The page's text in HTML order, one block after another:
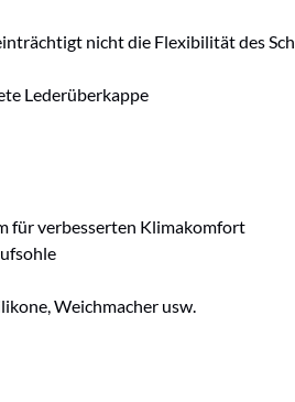
nicht die Flexibilität des
Lederüberkappe
für verbesserten Klimakomfort
Weichmacher usw.